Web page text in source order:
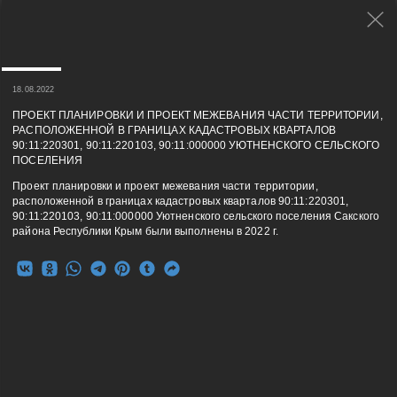
18.08.2022
ПРОЕКТ ПЛАНИРОВКИ И ПРОЕКТ МЕЖЕВАНИЯ ЧАСТИ ТЕРРИТОРИИ,
РАСПОЛОЖЕННОЙ В ГРАНИЦАХ КАДАСТРОВЫХ КВАРТАЛОВ
90:11:220301, 90:11:220103, 90:11:000000 УЮТНЕНСКОГО СЕЛЬСКОГО
ПОСЕЛЕНИЯ
Проект планировки и проект межевания части территории,
расположенной в границах кадастровых кварталов 90:11:220301,
90:11:220103, 90:11:000000 Уютненского сельского поселения Сакского
района Республики Крым были выполнены в 2022 г.